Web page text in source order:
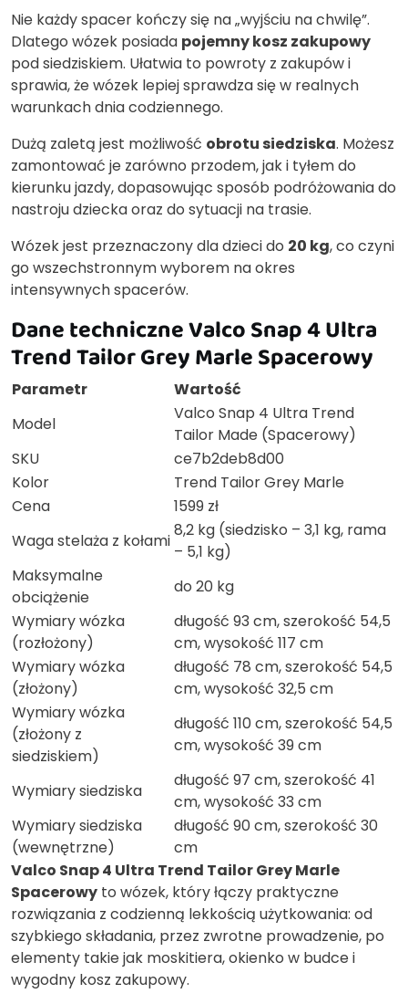
Nie każdy spacer kończy się na „wyjściu na chwilę”.
Dlatego wózek posiada pojemny kosz zakupowy
pod siedziskiem. Ułatwia to powroty z zakupów i
sprawia, że wózek lepiej sprawdza się w realnych
warunkach dnia codziennego.
Dużą zaletą jest możliwość obrotu siedziska. Możesz
zamontować je zarówno przodem, jak i tyłem do
kierunku jazdy, dopasowując sposób podróżowania do
nastroju dziecka oraz do sytuacji na trasie.
Wózek jest przeznaczony dla dzieci do 20 kg, co czyni
go wszechstronnym wyborem na okres
intensywnych spacerów.
Dane techniczne Valco Snap 4 Ultra
Trend Tailor Grey Marle Spacerowy
Parametr
Wartość
Model
Valco Snap 4 Ultra Trend
Tailor Made (Spacerowy)
SKU
ce7b2deb8d00
Kolor
Trend Tailor Grey Marle
Cena
1599 zł
Waga stelaża z kołami
8,2 kg (siedzisko – 3,1 kg, rama
– 5,1 kg)
Maksymalne
obciążenie
do 20 kg
Wymiary wózka
(rozłożony)
długość 93 cm, szerokość 54,5
cm, wysokość 117 cm
Wymiary wózka
(złożony)
długość 78 cm, szerokość 54,5
cm, wysokość 32,5 cm
Wymiary wózka
(złożony z
siedziskiem)
długość 110 cm, szerokość 54,5
cm, wysokość 39 cm
Wymiary siedziska
długość 97 cm, szerokość 41
cm, wysokość 33 cm
Wymiary siedziska
(wewnętrzne)
długość 90 cm, szerokość 30
cm
Valco Snap 4 Ultra Trend Tailor Grey Marle
Spacerowy to wózek, który łączy praktyczne
rozwiązania z codzienną lekkością użytkowania: od
szybkiego składania, przez zwrotne prowadzenie, po
elementy takie jak moskitiera, okienko w budce i
wygodny kosz zakupowy.